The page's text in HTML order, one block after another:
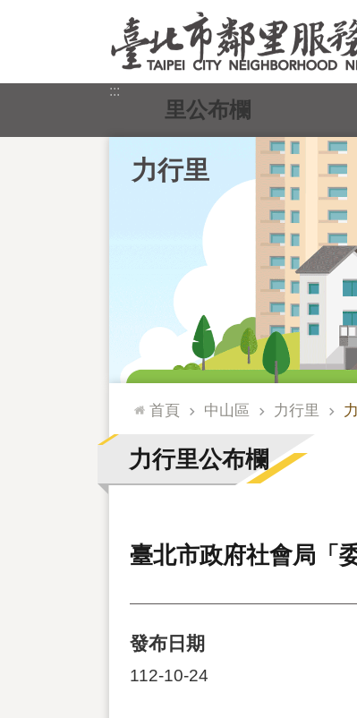
:::
力行里
里公布欄
::: 首頁 中山區 力行里
力行里公布欄
臺北市政府社會局「
發布日期
112-10-24